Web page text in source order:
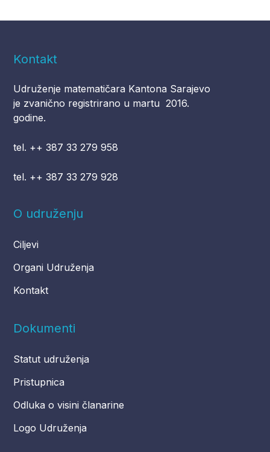
Kontakt
Udruženje matematičara Kantona Sarajevo
je zvanično registrirano u martu 2016.
godine.
tel. ++ 387 33 279 958
tel. ++ 387 33 279 928
O udruženju
Ciljevi
Organi Udruženja
Kontakt
Dokumenti
Statut udruženja
Pristupnica
Odluka o visini članarine
Logo Udruženja